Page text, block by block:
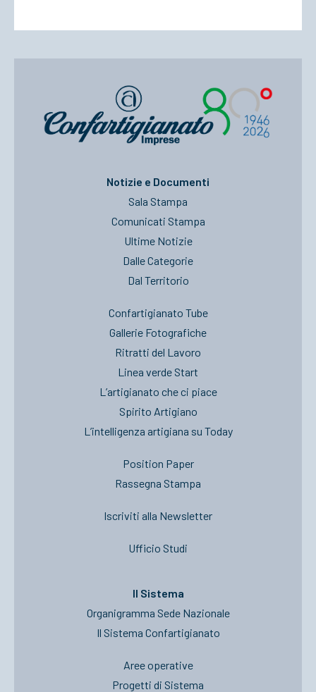
Notizie e Documenti
Sala Stampa
Comunicati Stampa
Ultime Notizie
Dalle Categorie
Dal Territorio
Confartigianato Tube
Gallerie Fotografiche
Ritratti del Lavoro
Linea verde Start
L’artigianato che ci piace
Spirito Artigiano
L’intelligenza artigiana su Today
Position Paper
Rassegna Stampa
Iscriviti alla Newsletter
Ufficio Studi
Il Sistema
Organigramma Sede Nazionale
Il Sistema Confartigianato
Aree operative
Progetti di Sistema